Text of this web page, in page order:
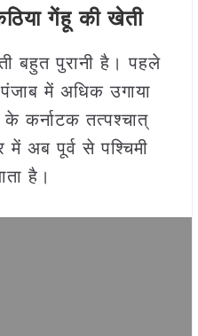
गेंहू की खेती
बहुत पुरानी है। पहले
में अधिक उगाया
के कर्नाटक तत्पश्चात्
में अब पूर्व से पश्चिमी
है।